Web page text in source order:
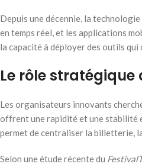
Depuis une décennie, la
en temps réel, et les applications
la capacité à déployer des outils
Le rôle
Les organisateurs innovants
offrent une rapidité et une stabilité
permet de centraliser la billetterie,
Selon une étude récente du